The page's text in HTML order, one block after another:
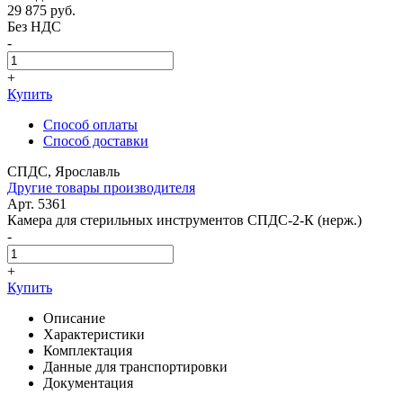
29 875 руб.
Без НДС
-
+
Купить
Способ оплаты
Способ доставки
СПДС, Ярославль
Другие товары производителя
Арт. 5361
Камера для стерильных инструментов СПДС-2-К (нерж.)
-
+
Купить
Описание
Характеристики
Комплектация
Данные для транспортировки
Документация